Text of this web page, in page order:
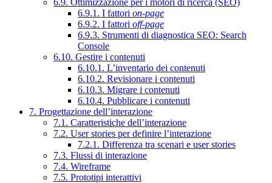
6.9. Ottimizzazione per i motori di ricerca (SEO)
6.9.1. I fattori on-page
6.9.2. I fattori off-page
6.9.3. Strumenti di diagnostica SEO: Search
Console
6.10. Gestire i contenuti
6.10.1. L’inventario dei contenuti
6.10.2. Revisionare i contenuti
6.10.3. Migrare i contenuti
6.10.4. Pubblicare i contenuti
7. Progettazione dell’interazione
7.1. Caratteristiche dell’interazione
7.2. User stories per definire l’interazione
7.2.1. Differenza tra scenari e user stories
7.3. Flussi di interazione
7.4. Wireframe
7.5. Prototipi interattivi